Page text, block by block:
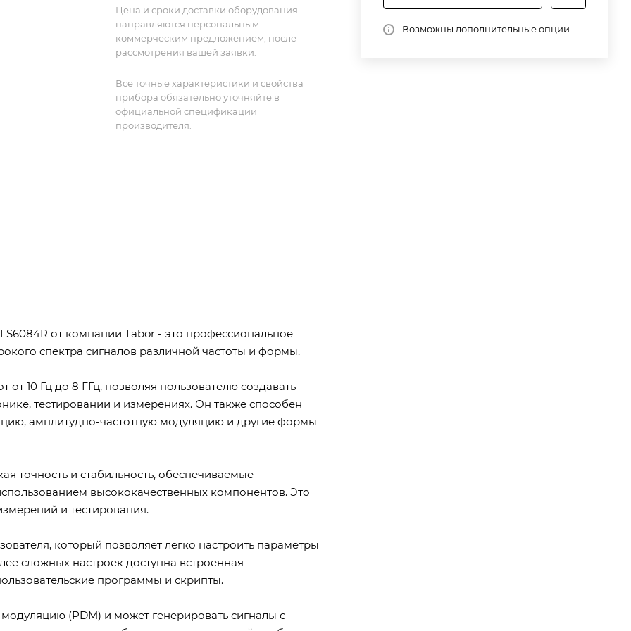
Возможны дополнительные опции
лабораторных условиях. С помощью
LS6084R вы можете генерировать
сигналы с частотой до 40 МГц и
мощностью до 20 Вт.
Цена и сроки доставки оборудования
направляются персональным
коммерческим предложением, после
рассмотрения вашей заявки.
Все точные характеристики и свойства
прибора обязательно уточняйте в
официальной спецификации
производителя.
от компании Tabor - это профессиональное
спектра сигналов различной частоты и формы.
10 Гц до 8 ГГц, позволяя пользователю создавать
тестировании и измерениях. Он также способен
амплитудно-частотную модуляцию и другие формы
точность и стабильность, обеспечиваемые
высококачественных компонентов. Это
и тестирования.
который позволяет легко настроить параметры
сложных настроек доступна встроенная
программы и скрипты.
(PDM) и может генерировать сигналы с